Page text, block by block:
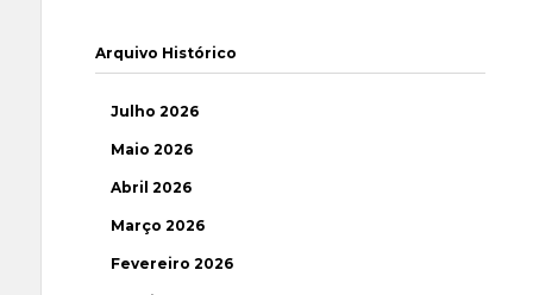
Arquivo Histórico
Julho 2026
Maio 2026
Abril 2026
Março 2026
Fevereiro 2026